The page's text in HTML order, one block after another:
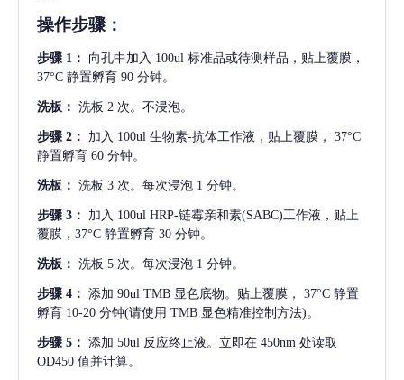
操作步骤：
步骤 1： 向孔中加入 100ul 标准品或待测样品，贴上覆膜，
37°C 静置孵育 90 分钟。
洗板： 洗板 2 次。不浸泡。
步骤 2： 加入 100ul 生物素-抗体工作液，贴上覆膜， 37°C
静置孵育 60 分钟。
洗板： 洗板 3 次。每次浸泡 1 分钟。
步骤 3： 加入 100ul HRP-链霉亲和素(SABC)工作液，贴上
覆膜，37°C 静置孵育 30 分钟。
洗板： 洗板 5 次。每次浸泡 1 分钟。
步骤 4： 添加 90ul TMB 显色底物。贴上覆膜， 37°C 静置
孵育 10-20 分钟(请使用 TMB 显色精准控制方法)。
步骤 5： 添加 50ul 反应终止液。立即在 450nm 处读取
OD450 值并计算。